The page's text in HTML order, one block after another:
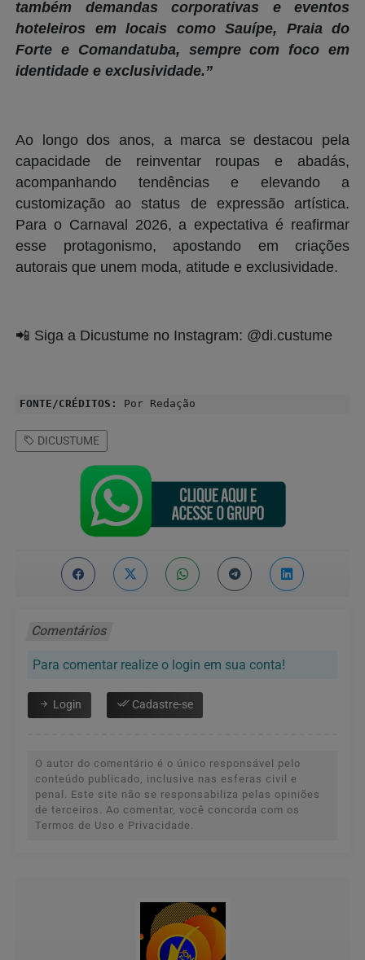
também demandas corporativas e eventos
hoteleiros em locais como Sauípe, Praia do
Forte e Comandatuba, sempre com foco em
identidade e exclusividade.”
Ao longo dos anos, a marca se destacou pela
capacidade de reinventar roupas e abadás,
acompanhando tendências e elevando a
customização ao status de expressão artística.
Para o Carnaval 2026, a expectativa é reafirmar
esse protagonismo, apostando em criações
autorais que unem moda, atitude e exclusividade.
📲 Siga a Dicustume no Instagram: @di.custume
FONTE/CRÉDITOS: Por Redação
DICUSTUME
Comentários
Para comentar realize o login em sua conta!
Login Cadastre-se
O autor do comentário é o único responsável pelo
conteúdo publicado, inclusive nas esferas civil e
penal. Este site não se responsabiliza pelas opiniões
de terceiros. Ao comentar, você concorda com os
Termos de Uso e Privacidade.